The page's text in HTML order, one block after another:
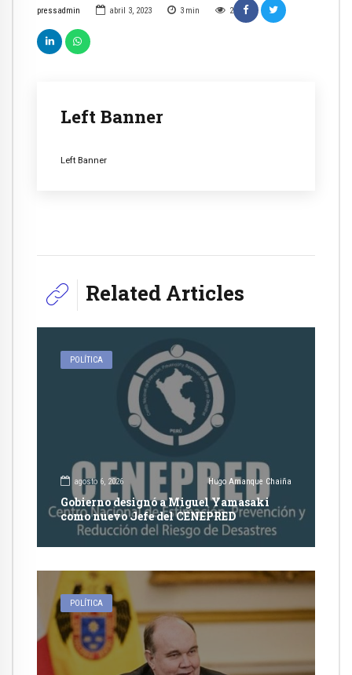
pressadmin abril 3, 2023 3 min 2
Left Banner
Left Banner
Related Articles
POLÍTICA
agosto 6, 2026 Hugo Amanque Chaiña
Gobierno designó a Miguel Yamasaki
como nuevo Jefe del CENEPRED
POLÍTICA